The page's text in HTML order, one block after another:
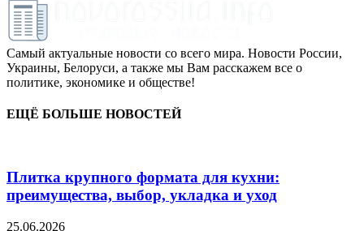
Самый актуальные новости со всего мира. Новости России,
Украины, Белоруси, а также мы Вам расскажем все о
политике, экономике и обществе!
ЕЩЁ БОЛЬШЕ НОВОСТЕЙ
Плитка крупного формата для кухни:
преимущества, выбор, укладка и уход
25.06.2026